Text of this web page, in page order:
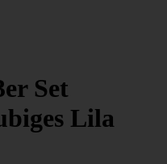
Set
Lila